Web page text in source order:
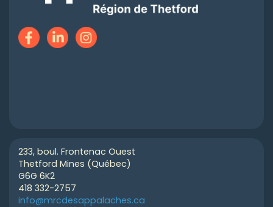
233, boul. Frontenac Ouest
Thetford Mines (Québec)
G6G 6K2
418 332-2757
info@mrcdesappalaches.ca